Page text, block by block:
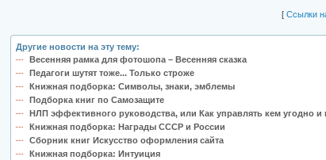
[ Cсылки
Другие новости на эту тему:
Весенняя рамка для фотошопа – Весенняя сказка
Педагоги шутят тоже... Только строже
Книжная подборка: Символы, знаки, эмблемы
Подборка книг по Самозащите
НЛП эффективного руководства, или Как управлять кем угодно и
Книжная подборка: Награды СССР и России
Сборник книг Искусство оформления сайта
Книжная подборка: Интуиция